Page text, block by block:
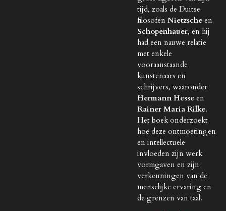
tijd, zoals de Duitse
filosofen Nietzscheen
Schopenhauer, en hij
had een nauwe relatie
met enkele
vooraanstaande
kunstenaars en
schrijvers, waaronder
Hermann Hesseen
Rainer Maria Rilke.
Het boek onderzoekt
hoe deze ontmoetingen
en intellectuele
invloeden zijn werk
vormgaven en zijn
verkenningen van de
menselijke ervaring en
de grenzen van taal.